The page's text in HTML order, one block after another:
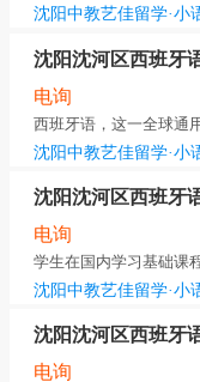
沈阳中教艺佳留学·小
沈阳沈河区西班牙
电询
沈阳中教艺佳留学·小
沈阳沈河区西班牙
电询
沈阳中教艺佳留学·小
沈阳沈河区西班牙
电询